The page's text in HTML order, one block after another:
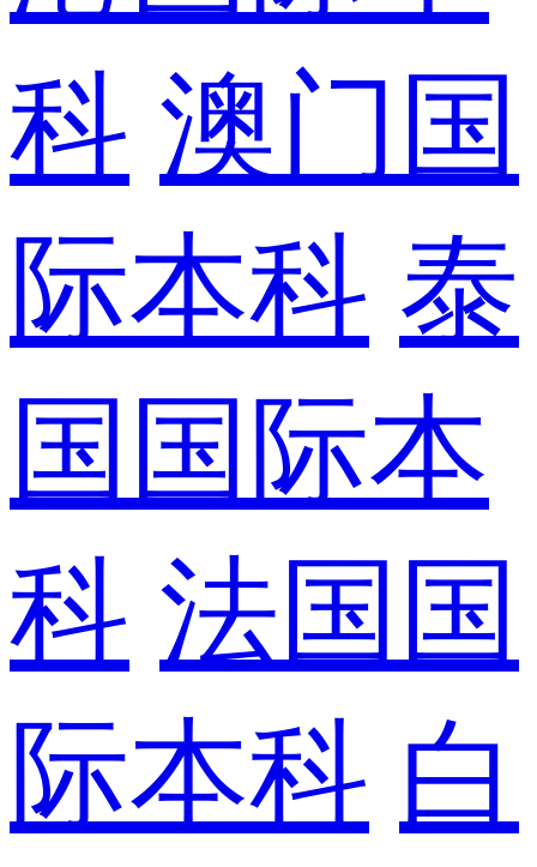
科 澳门国
际本科 泰
国国际本
科 法国国
际本科 白